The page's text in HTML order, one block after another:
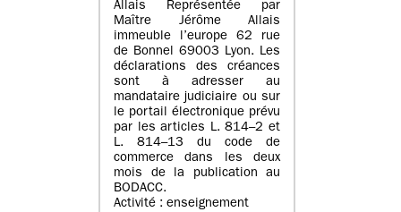
Allais Représentée par
Maître Jérôme Allais
immeuble l’europe 62 rue
de Bonnel 69003 Lyon. Les
déclarations des créances
sont à adresser au
mandataire judiciaire ou sur
le portail électronique prévu
par les articles L. 814–2 et
L. 814–13 du code de
commerce dans les deux
mois de la publication au
BODACC.
Activité : enseignement